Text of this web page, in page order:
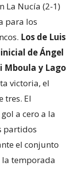
La Nucía (2-1)
para los
Los de Luis
de Ángel
Mboula y Lago
victoria, el
tres. El
a cero a la
partidos
el conjunto
la temporada